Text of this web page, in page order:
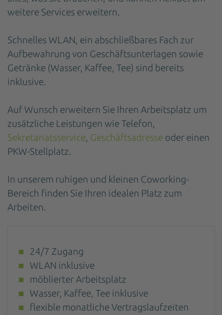
weitere Services erweitern.
Schnelles WLAN, ein abschließbares Fach zur
Aufbewahrung von Geschäftsunterlagen sowie
Getränke (Wasser, Kaffee, Tee) sind bereits
inklusive.
Auf Wunsch erweitern Sie Ihren Arbeitsplatz um
zusätzliche Leistungen wie Telefon,
Sekretariatsservice, Geschäftsadresse oder einen
PKW-Stellplatz.
In unserem ruhigen und kleinen Coworking-
Bereich finden Sie Ihren idealen Platz zum
Arbeiten.
24/7 Zugang
WLAN inklusive
möblierter Arbeitsplatz
Wasser, Kaffee, Tee inklusive
flexible monatliche Vertragslaufzeiten